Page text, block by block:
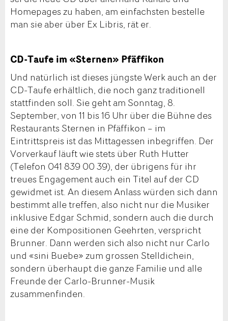
Homepages zu haben, am einfachsten bestelle
man sie aber über Ex Libris, rät er.
CD-Taufe im «Sternen» Pfäffikon
Und natürlich ist dieses jüngste Werk auch an der
CD-Taufe erhältlich, die noch ganz traditionell
stattfinden soll. Sie geht am Sonntag, 8.
September, von 11 bis 16 Uhr über die Bühne des
Restaurants Sternen in Pfäffikon – im
Eintrittspreis ist das Mittagessen inbegriffen. Der
Vorverkauf läuft wie stets über Ruth Hutter
(Telefon 041 839 00 39), der übrigens für ihr
treues Engagement auch ein Titel auf der CD
gewidmet ist. An diesem Anlass würden sich dann
bestimmt alle treffen, also nicht nur die Musiker
inklusive Edgar Schmid, sondern auch die durch
eine der Kompositionen Geehrten, verspricht
Brunner. Dann werden sich also nicht nur Carlo
und «sini Buebe» zum grossen Stelldichein,
sondern überhaupt die ganze Familie und alle
Freunde der Carlo-Brunner-Musik
zusammenfinden.